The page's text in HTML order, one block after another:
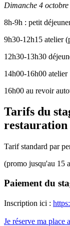
Dimanche 4 octobre
8h-9h : petit
9h30-12h15 atelier
12h30-13h30
14h00-16h00 atelier
16h00 au revoir
Tarifs du
restauration
Tarif standard par
(promo jusqu'au 15
Paiement du
Inscription ici :
Je réserve ma place